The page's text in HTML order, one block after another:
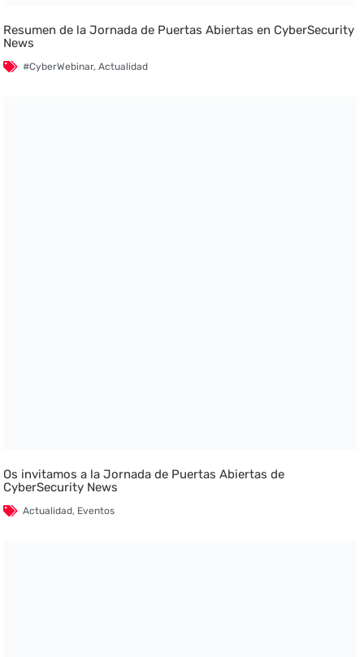
Resumen de la Jornada de Puertas Abiertas en CyberSecurity
News
#CyberWebinar,Actualidad
Os invitamos a la Jornada de Puertas Abiertas de
CyberSecurity News
Actualidad, Eventos